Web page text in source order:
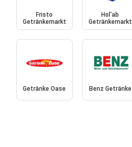
Fristo
Getränkemarkt
Hol'ab
Getränkemarkt
Getränke Oase Benz Getränke